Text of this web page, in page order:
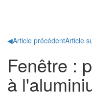
◀Article précédentArticle
Fenêtre :
à